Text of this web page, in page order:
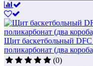
Щит баскетбольный
поликарбонат (два
(0)